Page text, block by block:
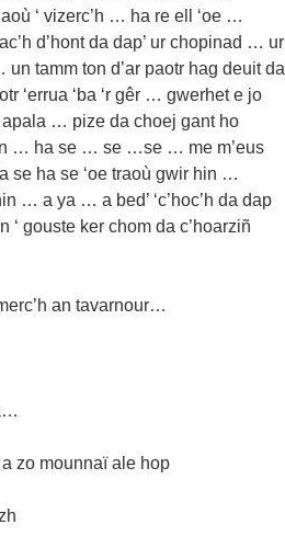
‘ vizerc’h … ha re ell ‘oe …
d’hont da dap’ ur chopinad … ur
tamm ton d’ar paotr hag deuit da
‘errua ‘ba ‘r gêr … gwerhet e jo
apala … pize da choej gant ho
… ha se … se …se … me m’eus
se ha se ‘oe traoù gwir hin …
… a ya … a bed’ ‘c’hoc’h da dap
gouste ker chom da c’hoarziñ
an tavarnour…
zo mounnaï ale hop